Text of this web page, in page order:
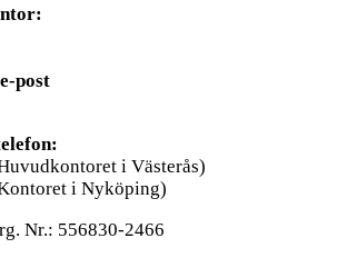
post
i Västerås)
i Nyköping)
Nr.: 556830-2466